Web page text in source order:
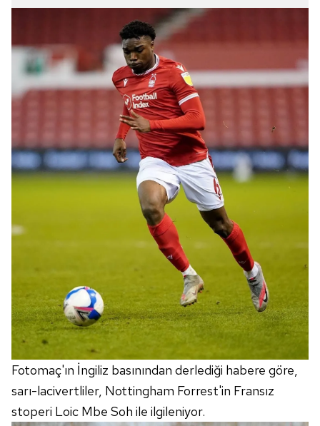
Fotomaç'ın İngiliz basınından derlediği habere göre,
sarı-lacivertliler, Nottingham Forrest'in Fransız
stoperi Loic Mbe Soh ile ilgileniyor.